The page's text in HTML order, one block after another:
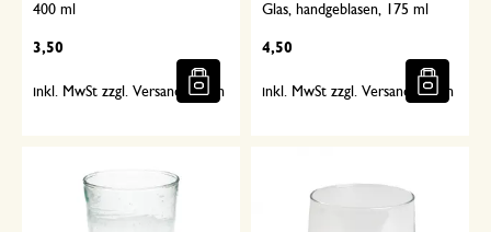
400 ml
3,50
inkl. MwSt zzgl. Versandkosten
Glas, handgeblasen, 175 ml
4,50
inkl. MwSt zzgl. Versandkosten